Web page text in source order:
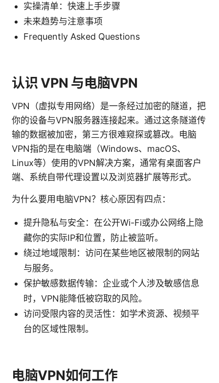
实操清单：快速上手步骤
未来趋势与注意事项
Frequently Asked Questions
认识 VPN 与电脑VPN
VPN（虚拟专用网络）是一条经过加密的隧道，把
你的设备与VPN服务器连接起来。通过这条隧道传
输的数据被加密，第三方很难窥探或篡改。电脑
VPN指的是在电脑端（Windows、macOS、
Linux等）使用的VPN解决方案，通常有桌面客户
端、系统自带代理设置以及浏览器扩展等形式。
为什么要用电脑VPN？核心原因有四点：
提升隐私与安全：在公开Wi-Fi或办公网络上隐
藏你的实际IP和位置，防止被监听。
绕过地域限制：访问在某些地区被限制的网站
与服务。
保护敏感数据传输：企业或个人涉及敏感信息
时，VPN能降低被窃取的风险。
访问受限内容的灵活性：如学术资源、视频平
台的区域性限制。
电脑VPN如何工作